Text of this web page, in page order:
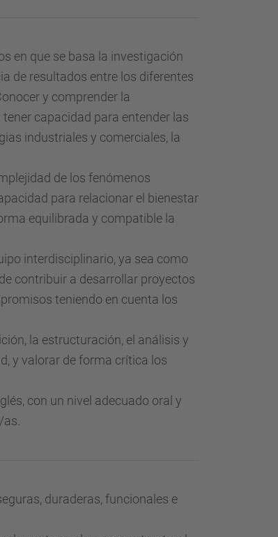
en que se basa la investigación
de resultados entre los diferentes
y comprender la
capacidad para entender las
industriales y comerciales, la
de los fenómenos
para relacionar el bienestar
equilibrada y compatible la
interdisciplinario, ya sea como
contribuir a desarrollar proyectos
teniendo en cuenta los
la estructuración, el análisis y
y valorar de forma crítica los
con un nivel adecuado oral y
duraderas, funcionales e